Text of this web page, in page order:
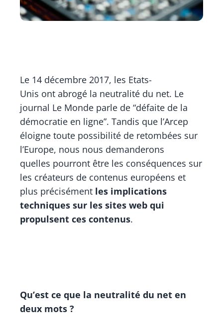
Le 14 décembre 2017, les Etats-
Unis ont abrogé la neutralité du net. Le
journal Le Monde parle de “défaite de la
démocratie en ligne”. Tandis que l’Arcep
éloigne toute possibilité de retombées sur
l’Europe, nous nous demanderons
quelles pourront être les conséquences sur
les créateurs de contenus européens et
plus précisément les implications
techniques sur les sites web qui
propulsent ces contenus.
Qu’est ce que la neutralité du net en
deux mots ?